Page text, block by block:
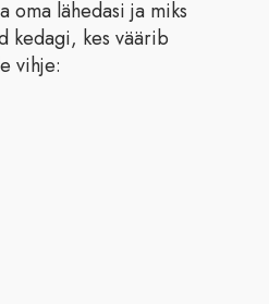
oma lähedasi ja miks
kedagi, kes väärib
vihje: